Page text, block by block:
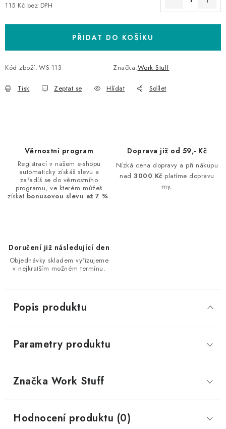
115 Kč bez DPH
PŘIDAT DO KOŠÍKU
Kód zboží: WS-113 Značka:Work Stuff
Tisk Zeptat se Hlídat Sdílet
Věrnostní program
Registrací v našem e-shopu
automaticky získáš slevu a
zařadíš se do věrnostního
programu, ve kterém můžeš
získat bonusovou slevu až 7 %.
Doprava již od 59,- Kč
Nízká cena dopravy a při nákupu
nad3000 Kč platíme dopravu
my.
Doručení již následující den
Objednávky skladem vyřizujeme
v nejkratším možném termínu.
Popis produktu
Parametry produktu
Značka Work Stuff
Hodnocení produktu (0)